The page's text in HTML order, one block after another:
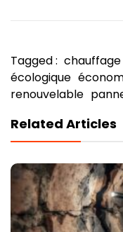
Tagged :
écologique
renouvelable
Related Articles